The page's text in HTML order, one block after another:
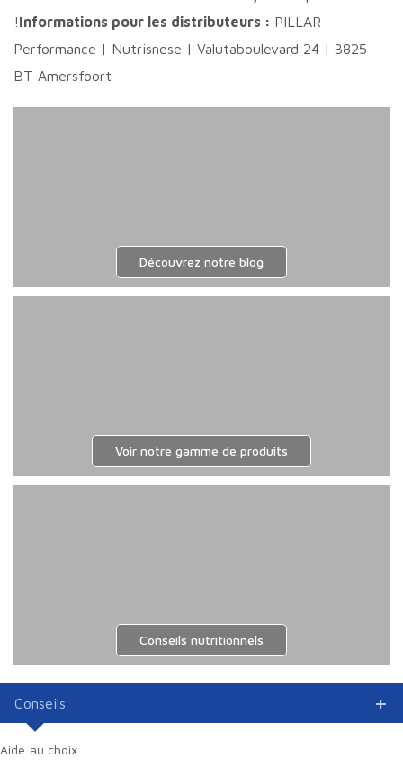
!Informations pour les distributeurs : PILLAR
Performance | Nutrisnese | Valutaboulevard 24 | 3825
BT Amersfoort
Découvrez notre blog
Voir notre gamme de produits
Conseils nutritionnels
Conseils
Aide au choix